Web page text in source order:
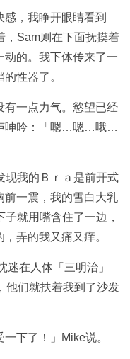
，我睁开眼睛看到
，Sam则在下面抚摸着
的。我下体传来了一
性器了。
有一点力气。慾望已经
呻吟：「嗯…嗯…哦…
现我的Ｂｒａ是前开式
前一震，我的雪白大乳
就用嘴含住了一边，
弄的我又痛又痒。
在人体「三明治」
他们就扶着我到了沙发
下了！」Mike说。